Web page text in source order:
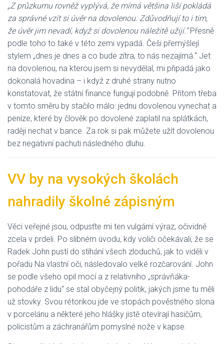
„Z průzkumu rovněž vyplývá, že mírná většina liší pokládá
za správné vzít si úvěr na dovolenou. Zdůvodňují to i tím,
že úvěr jim nevadí, když si dovolenou náležitě užijí.“Přesně
podle toho to také v této zemi vypadá. Češi přemýšlejí
stylem „dnes je dnes a co bude zítra, to nás nezajímá.“ Jet
na dovolenou, na kterou jsem si nevydělal, mi připadá jako
dokonalá hovadina – i když z druhé strany nutno
konstatovat, že státní finance fungují podobně. Přitom třeba
v tomto směru by stačilo málo: jednu dovolenou vynechat a
peníze, které by člověk po dovolené zaplatil na splátkách,
raději nechat v bance. Za rok si pak můžete užít dovolenou
bez negativní pachuti následného dluhu.
VV by na vysokých školách
nahradily školné zápisným
Věci veřejné jsou, odpusťte mi ten vulgární výraz, očividně
zcela v prdeli. Po slibném úvodu, kdy voliči očekávali, že se
Radek John pustí do stíhání všech zloduchů, jak to viděli v
pořadu Na vlastní oči, následovalo velké rozčarování. John
se podle všeho opil mocí a z relativního „správňáka-
pohodáře z lidu“ se stal obyčejný politik, jakých jsme tu měli
už stovky. Svou rétorikou jde ve stopách pověstného slona
v porcelánu a některé jeho hlášky jistě otevírají hasičům,
policistům a záchranářům pomyslné nože v kapse.